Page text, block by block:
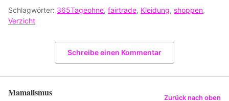
Schlagwörter: 365Tageohne, fairtrade, Kleidung, shoppen,
Verzicht
Schreibe einen Kommentar
Mamalismus Zurück nach oben